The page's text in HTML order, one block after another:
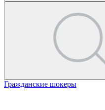
Гражданские шокеры